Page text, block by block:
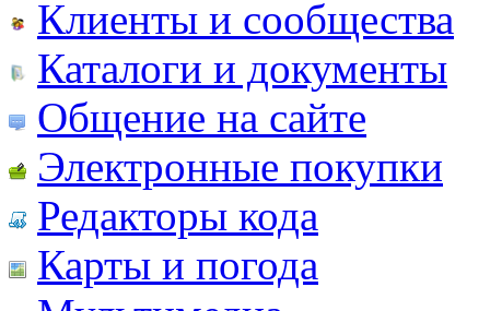
Клиенты и сообщества
Каталоги и документы
Общение на сайте
Электронные покупки
Редакторы кода
Карты и погода